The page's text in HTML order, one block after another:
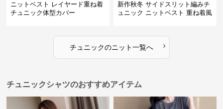
ニットベスト レイヤード重ね着
チュニック体型カバー
新作秋冬 サイドスリット編みチ
ュニック ニットベスト 重ね着風
チュニックのニット一覧へ ›
チュニックシャツのおすすめアイテム